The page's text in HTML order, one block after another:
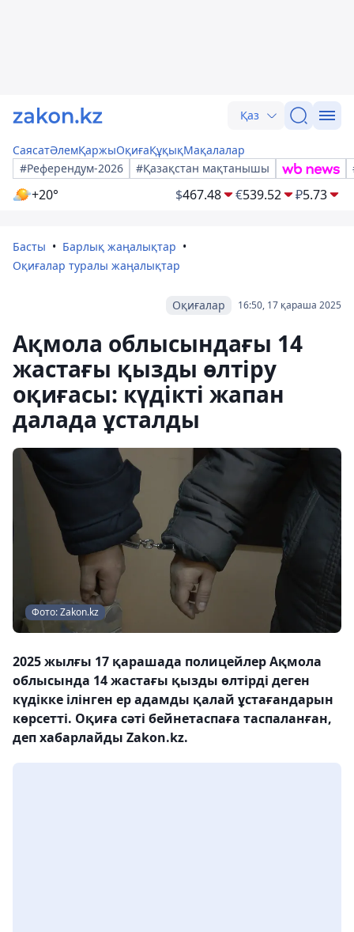
Қаз
СаясатӘлемҚаржыОқиғаҚұқықМақалалар
#Референдум-2026
#Қазақстан мақтанышы
+20° $467.48 €539.52 ₽5.73
Басты
Барлық жаңалықтар
Оқиғалар туралы жаңалықтар
16:50, 17 қараша 2025
Оқиғалар
Ақмола облысындағы 14
жастағы қызды өлтіру
оқиғасы: күдікті жапан
далада ұсталды
Фото: Zakon.kz
2025 жылғы 17 қарашада полицейлер Ақмола
облысында 14 жастағы қызды өлтірді деген
күдікке ілінген ер адамды қалай ұстағандарын
көрсетті. Оқиға сәті бейнетаспаға таспаланған,
деп хабарлайды Zakon.kz.